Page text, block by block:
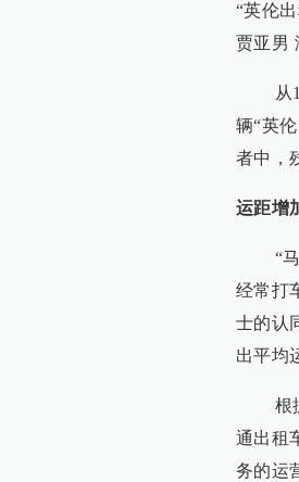
“英伦
贾亚男
从10
辆“英
者中，
运距增
“马路
经常打
士的认
出平均
根据
通出租
务的运